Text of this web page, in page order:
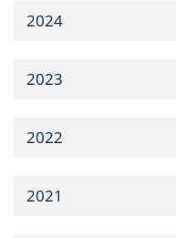
2024
2023
2022
2021